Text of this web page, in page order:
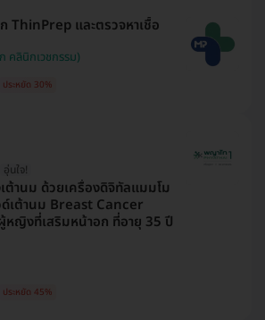
ThinPrep และตรวจหาเชื้อ
คลินิกเวชกรรม)
ประหยัด 30%
อุ่นใจ!
ต้านม ด้วยเครื่องดิจิทัลแมมโม
เต้านม Breast Cancer
ญิงที่เสริมหน้าอก ที่อายุ 35 ปี
ประหยัด 45%